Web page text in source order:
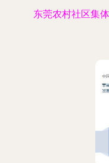
东莞农村社区集